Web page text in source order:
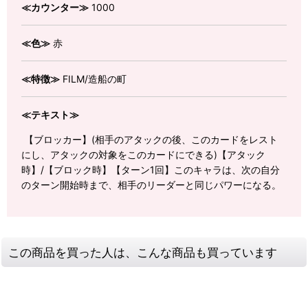
≪カウンター≫ 1000
≪色≫ 赤
≪特徴≫ FILM/造船の町
≪テキスト≫
【ブロッカー】(相手のアタックの後、このカードをレスト
にし、アタックの対象をこのカードにできる)【アタック
時】/【ブロック時】【ターン1回】このキャラは、次の自分
のターン開始時まで、相手のリーダーと同じパワーになる。
この商品を買った人は、こんな商品も買っています